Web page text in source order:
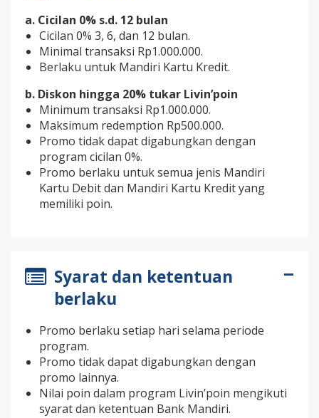
a. Cicilan 0% s.d. 12 bulan
Cicilan 0% 3, 6, dan 12 bulan.
Minimal transaksi Rp1.000.000.
Berlaku untuk Mandiri Kartu Kredit.
b. Diskon hingga 20% tukar Livin’poin
Minimum transaksi Rp1.000.000.
Maksimum redemption Rp500.000.
Promo tidak dapat digabungkan dengan
program cicilan 0%.
Promo berlaku untuk semua jenis Mandiri
Kartu Debit dan Mandiri Kartu Kredit yang
memiliki poin.
Syarat dan ketentuan
berlaku
Promo berlaku setiap hari selama periode
program.
Promo tidak dapat digabungkan dengan
promo lainnya.
Nilai poin dalam program Livin’poin mengikuti
syarat dan ketentuan Bank Mandiri.